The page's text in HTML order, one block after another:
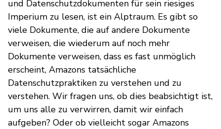
und Datenschutzdokumenten für sein riesiges
Imperium zu lesen, ist ein Alptraum. Es gibt so
viele Dokumente, die auf andere Dokumente
verweisen, die wiederum auf noch mehr
Dokumente verweisen, dass es fast unmöglich
erscheint, Amazons tatsächliche
Datenschutzpraktiken zu verstehen und zu
verstehen. Wir fragen uns, ob dies beabsichtigt ist,
um uns alle zu verwirren, damit wir einfach
aufgeben? Oder ob vielleicht sogar Amazons